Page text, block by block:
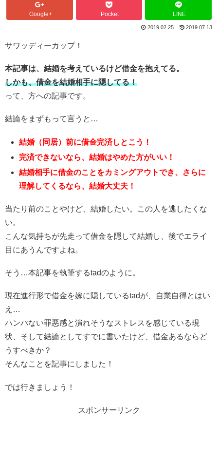
Google+ Pocket LINE
2019.02.25 2019.07.13
サワッディーカップ！
本記事は、結婚を考えているけど借金を抱えてる。
しかも、借金を結婚相手に隠してる！
って、方への記事です。
結論をまずもって言うと…
結婚（同居）前に借金完済しとこう！
完済できないなら、結婚はやめた方がいい！
結婚相手に借金のことをカミングアウトでき、さらに
理解してくるなら、結婚大丈夫！
当たり前のことやけど、結婚したい。この人を逃したくな
い。
こんな気持ちが先走って借金を隠して結婚し、後でエライ
目にあうんですよね。
そう…本記事を執筆するtadのように。
現在進行形で借金を嫁に隠しているtadが、自業自得とはい
え…
ハンパない罪悪感と潰れそうなストレスを感じている現
状、そして結論としてすでに書いたけど、借金あるならど
うすべきか？
そんなことを記事にしました！
では行きましょう！
スポンサーリンク